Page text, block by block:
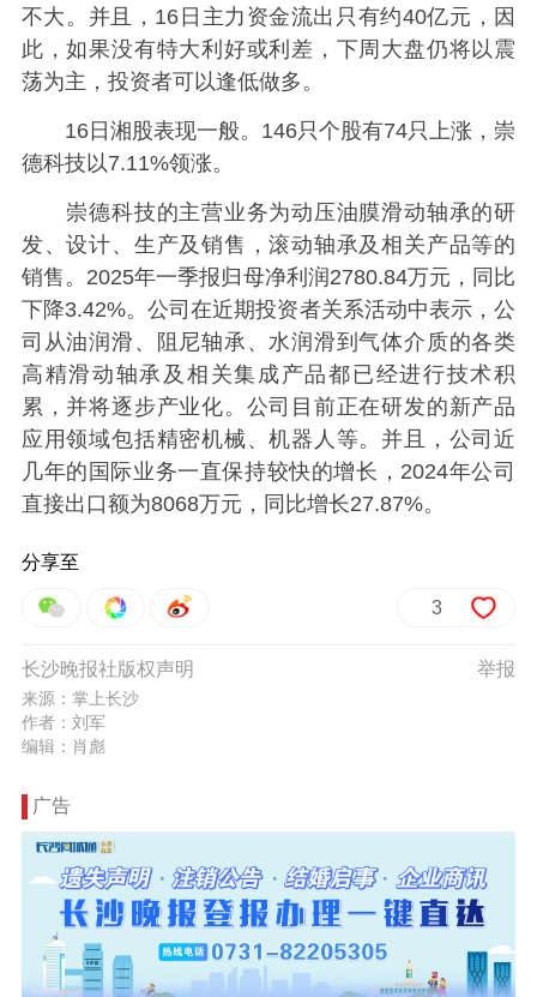
不大。并且，16日主力资金流出只有约40亿元，因
此，如果没有特大利好或利差，下周大盘仍将以震
荡为主，投资者可以逢低做多。
16日湘股表现一般。146只个股有74只上涨，崇
德科技以7.11%领涨。
崇德科技的主营业务为动压油膜滑动轴承的研
发、设计、生产及销售，滚动轴承及相关产品等的
销售。2025年一季报归母净利润2780.84万元，同比
下降3.42%。公司在近期投资者关系活动中表示，公
司从油润滑、阻尼轴承、水润滑到气体介质的各类
高精滑动轴承及相关集成产品都已经进行技术积
累，并将逐步产业化。公司目前正在研发的新产品
应用领域包括精密机械、机器人等。并且，公司近
几年的国际业务一直保持较快的增长，2024年公司
直接出口额为8068万元，同比增长27.87%。
分享至
3
举报
长沙晚报社版权声明
来源：掌上长沙
作者：刘军
编辑：肖彪
广告